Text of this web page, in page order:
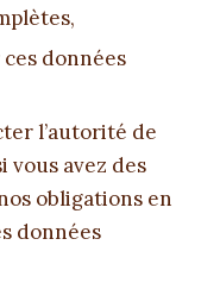
données
l’autorité de
vous avez des
obligations en
données